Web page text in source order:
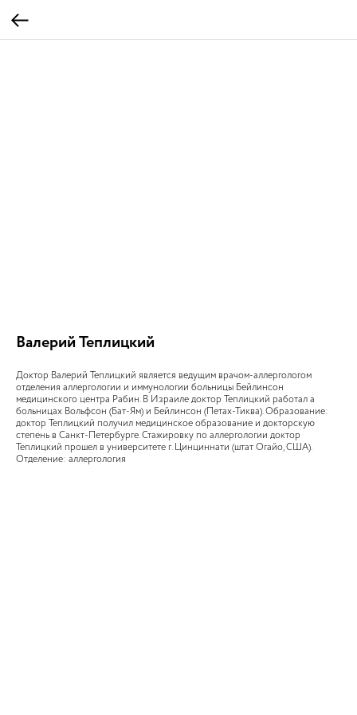
Валерий Теплицкий
Доктор Валерий Теплицкий является ведущим врачом-аллергологом
отделения аллергологии и иммунологии больницы Бейлинсон
медицинского центра Рабин. В Израиле доктор Теплицкий работал а
больницах Вольфсон (Бат-Ям) и Бейлинсон (Петах-Тиква). Образование:
доктор Теплицкий получил медицинское образование и докторскую
степень в Санкт-Петербурге. Стажировку по аллергологии доктор
Теплицкий прошел в университете г. Цинциннати (штат Огайо, США).
Отделение: аллергология